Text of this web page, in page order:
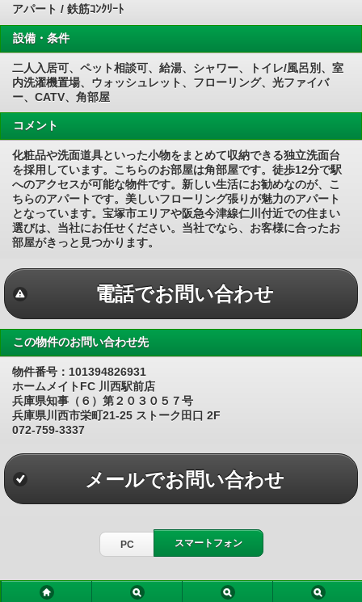
アパート / 鉄筋ｺﾝｸﾘｰﾄ
設備・条件
二人入居可、ペット相談可、給湯、シャワー、トイレ/風呂別、室
内洗濯機置場、ウォッシュレット、フローリング、光ファイバ
ー、CATV、角部屋
コメント
化粧品や洗面道具といった小物をまとめて収納できる独立洗面台
を採用しています。こちらのお部屋は角部屋です。徒歩12分で駅
へのアクセスが可能な物件です。新しい生活にお勧めなのが、こ
ちらのアパートです。美しいフローリング張りが魅力のアパート
となっています。宝塚市エリアや阪急今津線仁川付近での住まい
選びは、当社にお任せください。当社でなら、お客様に合ったお
部屋がきっと見つかります。
電話でお問い合わせ
この物件のお問い合わせ先
物件番号：101394826931
ホームメイトFC 川西駅前店
兵庫県知事（６）第２０３０５７号
兵庫県川西市栄町21-25 ストーク田口 2F
072-759-3337
メールでお問い合わせ
PC スマートフォン